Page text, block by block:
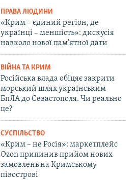
ПРАВА ЛЮДИНИ
«Крим – єдиний регіон, де
українці – меншість»: дискусія
навколо нової пам'ятної дати
ВІЙНА ТА КРИМ
Російська влада обіцяє закрити
морський шлях українським
БпЛА до Севастополя. Чи реально
це?
СУСПІЛЬСТВО
«Крим – не Росія»: маркетплейс
Ozon припинив прийом нових
замовлень на Кримському
півострові